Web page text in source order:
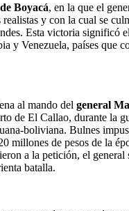
Boyacá, en la que el
realistas y con la cual se
Esta victoria significó
y Venezuela, países que
al mando del general
de El Callao, durante la
boliviana. Bulnes
millones de pesos de la
a la petición, el general
batalla.